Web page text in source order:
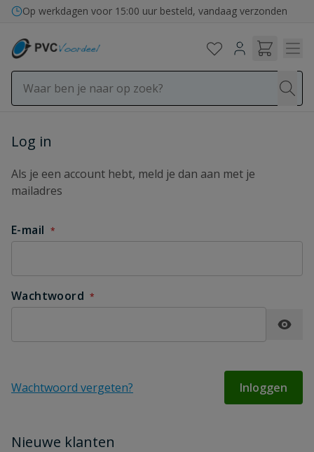
Ga naar de inhoud
Op werkdagen voor 15:00 uur besteld, vandaag verzonden
Inloggen
Log in
Als je een account hebt, meld je dan aan met je
mailadres
E-mail
Wachtwoord
Inloggen
Wachtwoord vergeten?
Nieuwe klanten